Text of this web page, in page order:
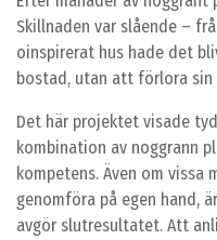
Skillnaden var slående –
oinspirerat hus hade det
bostad, utan att förlora sin
Det här projektet visade
kombination av noggrann
kompetens. Även om vissa
genomföra på egen hand,
avgör slutresultatet. Att